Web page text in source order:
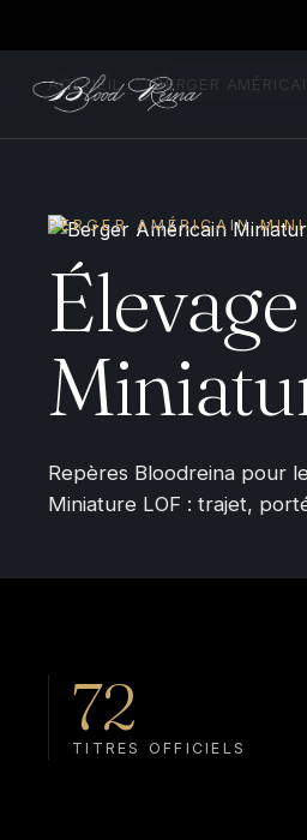
ACCUEIL › BERGER
BERGER AMÉRICAIN
Repères Bloodreina pour
Miniature LOF : trajet,
72
TITRES OFFICIELS